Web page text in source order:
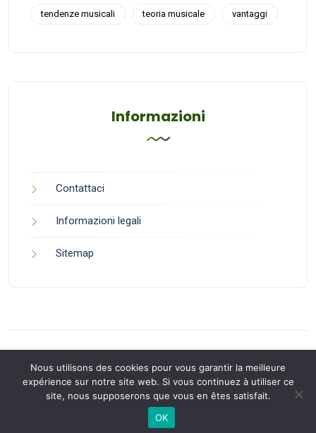
tendenze musicali teoria musicale vantaggi
Informazioni
Contattaci
Informazioni legali
Sitemap
Back to Top
Nous utilisons des cookies pour vous garantir la meilleure
expérience sur notre site web. Si vous continuez à utiliser ce
site, nous supposerons que vous en êtes satisfait.
OK